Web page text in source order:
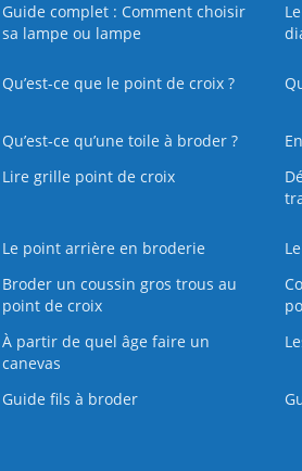
Guide complet : Comment choisir
sa lampe ou lampe
Qu’est-ce que le point de croix ?
Qu’est‑ce qu’une toile à broder ?
Lire grille point de croix
Le point arrière en broderie
Broder un coussin gros trous au
point de croix
À partir de quel âge faire un
canevas
Guide fils à broder